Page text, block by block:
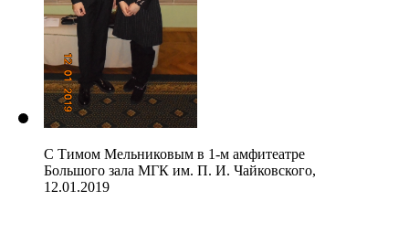
С Тимом Мельниковым в 1-м амфитеатре
Большого зала МГК им. П. И. Чайковского,
12.01.2019